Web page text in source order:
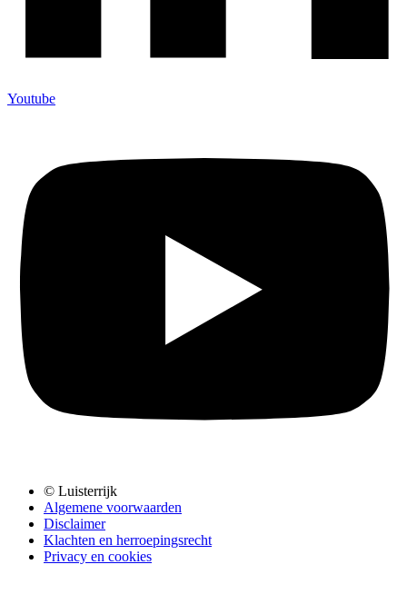
Youtube
© Luisterrijk
Algemene voorwaarden
Disclaimer
Klachten en herroepingsrecht
Privacy en cookies